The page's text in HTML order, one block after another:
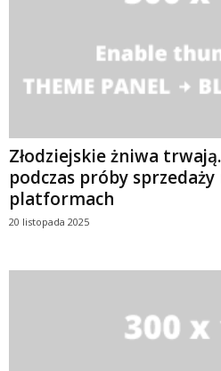
Złodziejskie żniwa
podczas próby
platformach
20 listopada 2025